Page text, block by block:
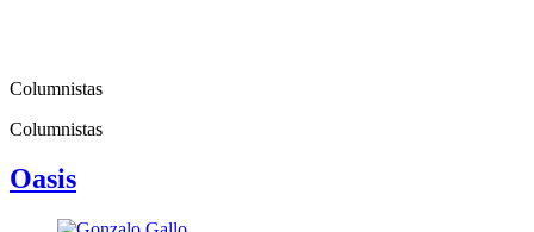
Columnistas
Columnistas
Oasis